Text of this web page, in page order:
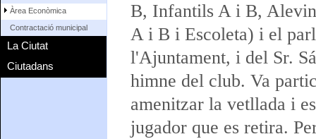
Àrea Econòmica
Contractació municipal
La Ciutat
Ciutadans
B, Infantils A i B,
A i B i Escoleta) i el
l'Ajuntament, i del Sr.
himne del club. Va
amenitzar la vetllada i
jugador que es retira.